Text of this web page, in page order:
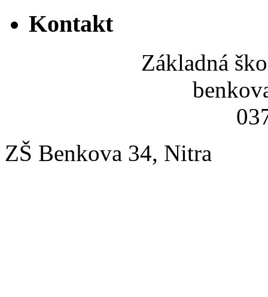
Kontakt
Základná
ZŠ Benkova 34, Nitra